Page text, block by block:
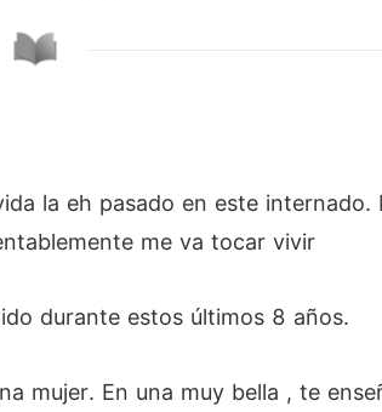
la eh pasado en este internado.
me va tocar vivir
durante estos últimos 8 años.
mujer. En una muy bella , te